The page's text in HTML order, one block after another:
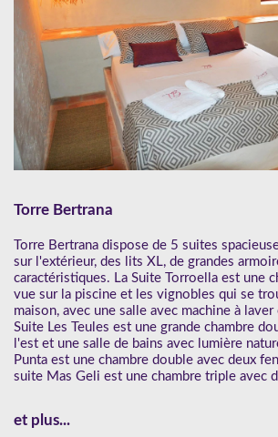
Torre Bertrana
Torre Bertrana dispose de 5 suites
sur l'extérieur, des lits XL, de grandes
caractéristiques. La Suite Torroella est une
vue sur la piscine et les vignobles qui se
maison, avec une salle avec machine à
Suite Les Teules est une grande chambre
l'est et une salle de bains avec lumière
Punta est une chambre double avec deux
suite Mas Geli est une chambre triple avec
et plus...